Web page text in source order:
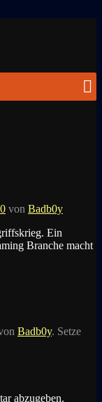
von Badb0y
Ein
Branche macht
Badb0y. Setze
abzugeben.